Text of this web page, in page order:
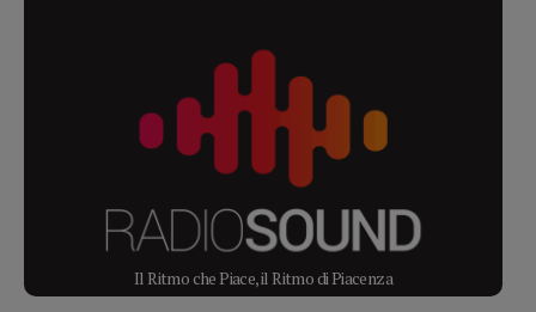
Il Ritmo che Piace, il Ritmo di Piacenza